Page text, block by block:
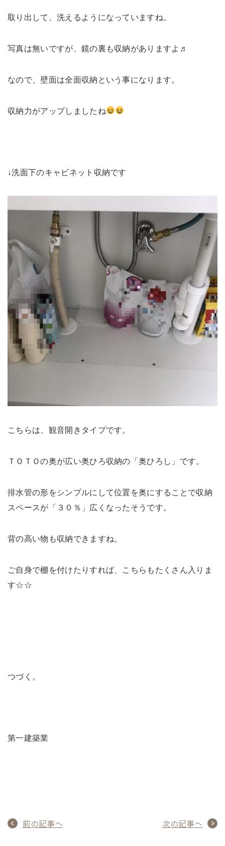
取り出して、洗えるようになっていますね。
写真は無いですが、鏡の裏も収納がありますよ♬
なので、壁面は全面収納という事になります。
収納力がアップしましたね
↓洗面下のキャビネット 収納です
こちらは、観音開きタイプです。
ＴＯＴＯの奥が広い奥ひろ収納の「奥ひろし」です。
排水管の形をシンプルにして位置を奥にすることで収納
スペースが「３０％」広くなったそうです。
背の高い物も収納できますね。
ご自身で棚を付けたりすれば、こちらもたくさん入りま
す☆☆
つづく。
第一建築業
前の記事へ 次の記事へ